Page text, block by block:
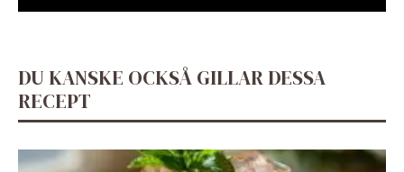
DU KANSKE OCKSÅ GILLAR DESSA
RECEPT